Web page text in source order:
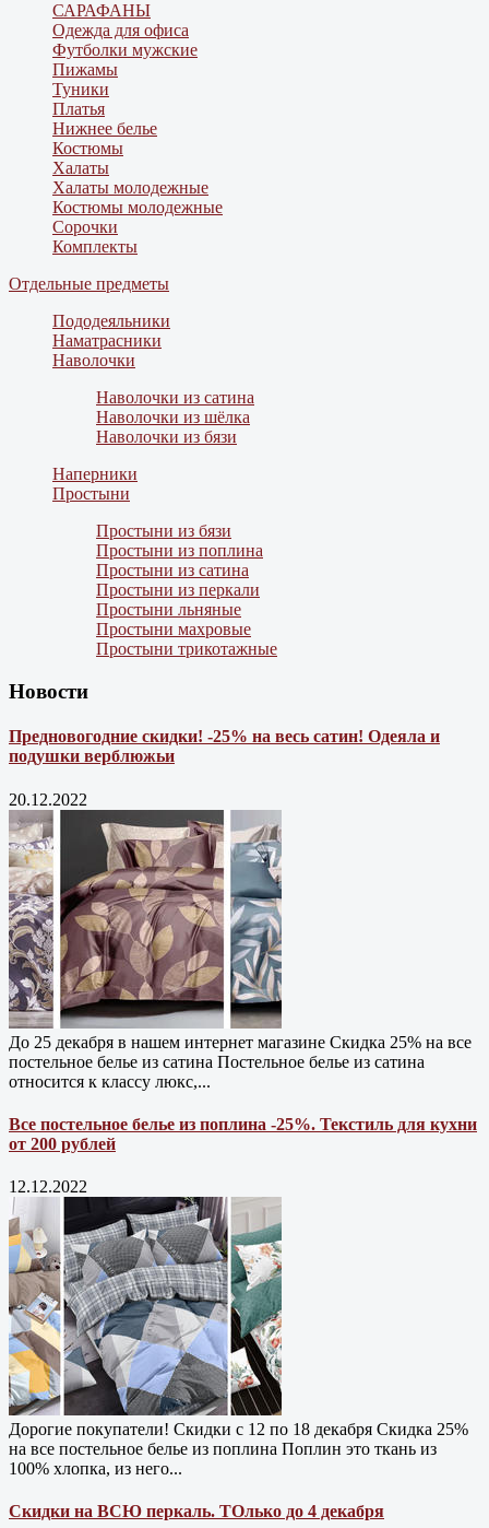
САРАФАНЫ
Одежда для офиса
Футболки мужские
Пижамы
Туники
Платья
Нижнее белье
Костюмы
Халаты
Халаты молодежные
Костюмы молодежные
Сорочки
Комплекты
Отдельные предметы
Пододеяльники
Наматрасники
Наволочки
Наволочки из сатина
Наволочки из шёлка
Наволочки из бязи
Наперники
Простыни
Простыни из бязи
Простыни из поплина
Простыни из сатина
Простыни из перкали
Простыни льняные
Простыни махровые
Простыни трикотажные
Новости
Предновогодние скидки! -25% на весь сатин! Одеяла и
подушки верблюжьи
20.12.2022
До 25 декабря в нашем интернет магазине Cкидка 25% на все
постельное белье из сатина Постельное белье из сатина
относится к классу люкс,...
Все постельное белье из поплина -25%. Текстиль для кухни
от 200 рублей
12.12.2022
Дорогие покупатели! Скидки с 12 по 18 декабря Скидка 25%
на все постельное белье из поплина Поплин это ткань из
100% хлопка, из него...
Скидки на ВСЮ перкаль. ТОлько до 4 декабря